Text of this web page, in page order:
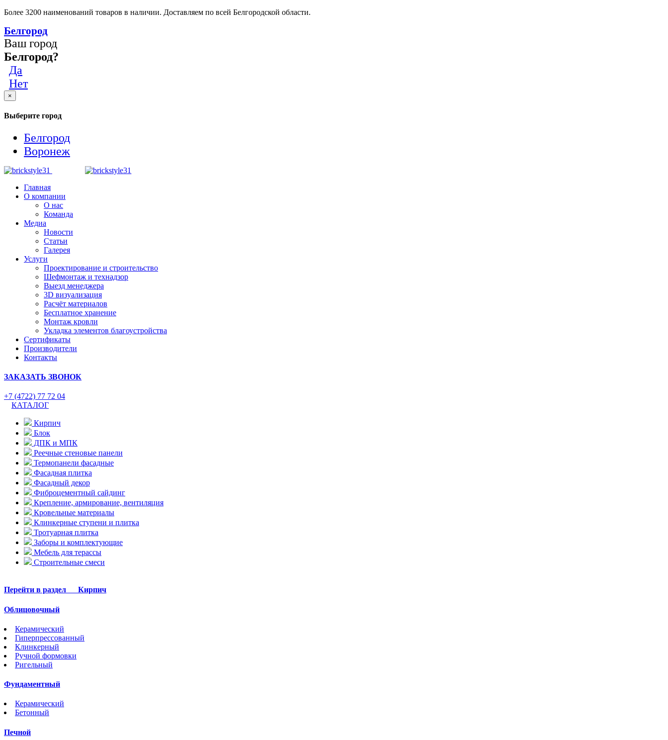
Более 3200 наименований товаров в наличии. Доставляем по всей Белгородской области.
Белгород
Ваш город
Белгород?
Да
Нет
×
Выберите город
Белгород
Воронеж
Главная
О компании
О нас
Команда
Медиа
Новости
Статьи
Галерея
Услуги
Проектирование и строительство
Шефмонтаж и технадзор
Выезд менеджера
3D визуализация
Расчёт материалов
Бесплатное хранение
Монтаж кровли
Укладка элементов благоустройства
Сертификаты
Производители
Контакты
ЗАКАЗАТЬ ЗВОНОК
+7 (4722) 77 72 04
КАТАЛОГ
Кирпич
Блок
ДПК и МПК
Реечные стеновые панели
Термопанели фасадные
Фасадная плитка
Фасадный декор
Фиброцементный сайдинг
Крепление, армирование, вентиляция
Кровельные материалы
Клинкерные ступени и плитка
Тротуарная плитка
Заборы и комплектующие
Мебель для терассы
Строительные смеси
Перейти в раздел Кирпич
Облицовочный
Керамический
Гиперпрессованный
Клинкерный
Ручной формовки
Ригельный
Фундаментный
Керамический
Бетонный
Печной